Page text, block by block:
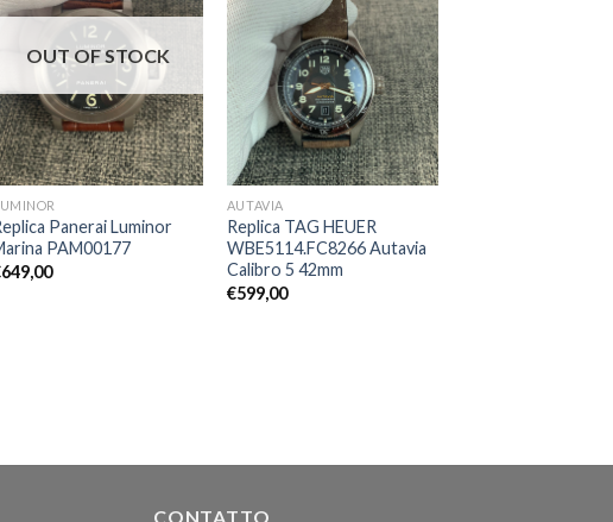
OUT OF STOCK
Panerai Luminor
PAM00177
649,00
AUTAVIA
Replica TAG HEUER
WBE5114.FC8266 Autavia
Calibro 5 42mm
€599,00
CONTATTO